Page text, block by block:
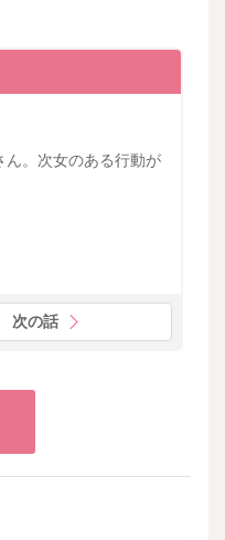
ん。次女のある行動が
次の話